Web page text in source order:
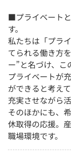
■プライベート
す。
私たちは「プラ
てられる働き方
ー”と名づけ、こ
プライベートが
ができると考え
充実させながら
そのほかにも、
休取得の応援。
職場環境です。